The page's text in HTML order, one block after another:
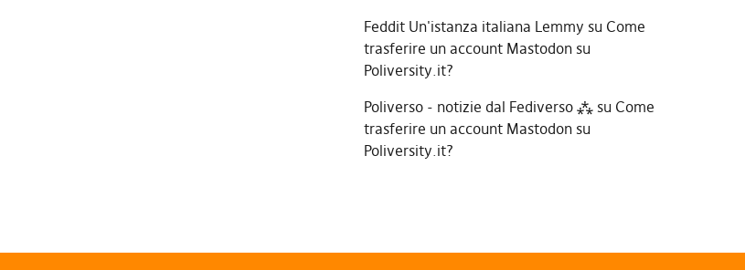
Feddit Un'istanza italiana Lemmy su Come
trasferire un account Mastodon su
Poliversity.it?
Poliverso - notizie dal Fediverso ⁂su Come
trasferire un account Mastodon su
Poliversity.it?